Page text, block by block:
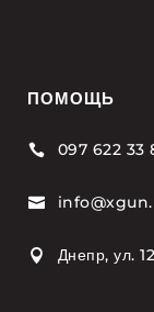
ПОМОЩЬ
 097 622 33

 Днепр, ул.